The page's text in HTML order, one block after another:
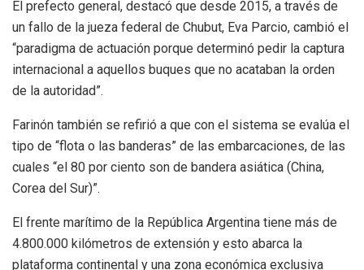
El prefecto general, destacó que desde 2015, a través de
un fallo de la jueza federal de Chubut, Eva Parcio, cambió el
“paradigma de actuación porque determinó pedir la captura
internacional a aquellos buques que no acataban la orden
de la autoridad”.
Farinón también se refirió a que con el sistema se evalúa el
tipo de “flota o las banderas” de las embarcaciones, de las
cuales “el 80 por ciento son de bandera asiática (China,
Corea del Sur)”.
El frente marítimo de la República Argentina tiene más de
4.800.000 kilómetros de extensión y esto abarca la
plataforma continental y una zona económica exclusiva